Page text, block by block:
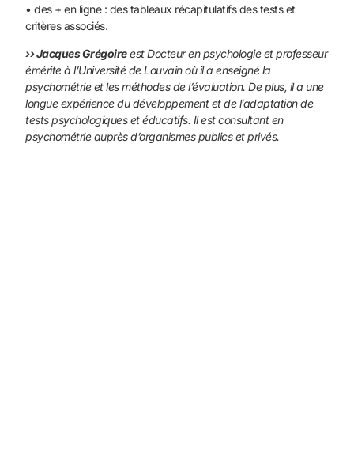
• des + en ligne : des tableaux récapitulatifs des tests et
critères associés.
›› Jacques Grégoire est Docteur en psychologie et professeur
émérite à l’Université de Louvain où il a enseigné la
psychométrie et les méthodes de l’évaluation. De plus, il a une
longue expérience du développement et de l’adaptation de
tests psychologiques et éducatifs. Il est consultant en
psychométrie auprès d’organismes publics et privés.